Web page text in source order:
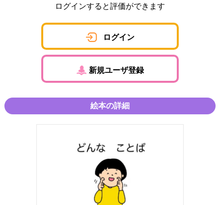
ログインすると評価ができます
ログイン
新規ユーザ登録
絵本の詳細